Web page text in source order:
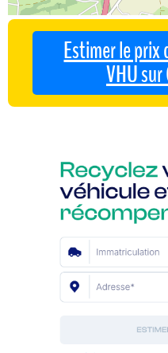
Estimer le
VHU